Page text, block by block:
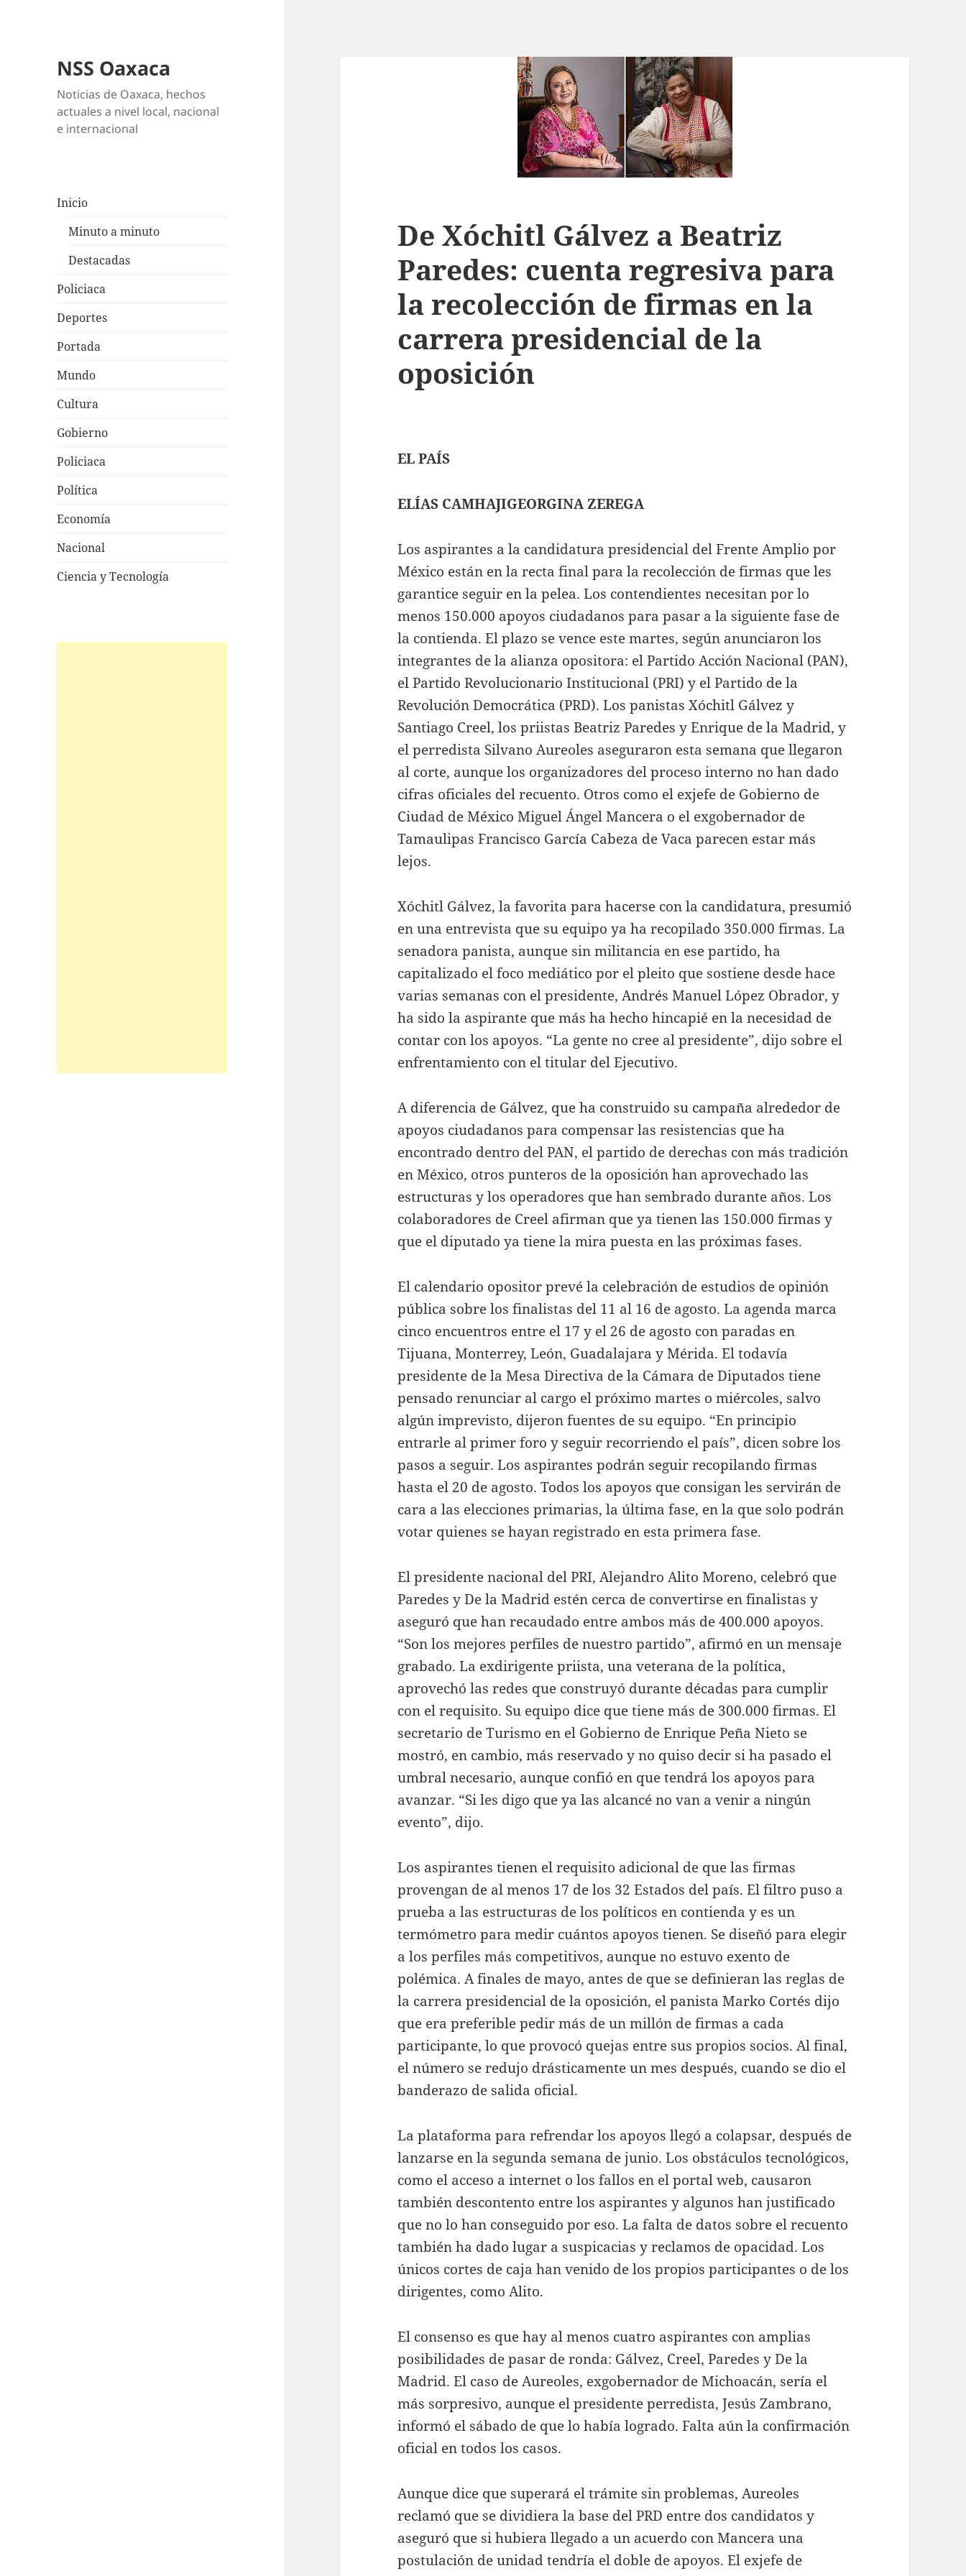
NSS Oaxaca
Noticias de Oaxaca, hechos
actuales a nivel local, nacional
e internacional
Inicio
Minuto a minuto
Destacadas
Policiaca
Deportes
Portada
Mundo
Cultura
Gobierno
Policiaca
Política
Economía
Nacional
Ciencia y Tecnología
De Xóchitl Gálvez a Beatriz
Paredes: cuenta regresiva para
la recolección de firmas en la
carrera presidencial de la
oposición
EL PAÍS
ELÍAS CAMHAJIGEORGINA ZEREGA
Los aspirantes a la candidatura presidencial del Frente Amplio por
México están en la recta final para la recolección de firmas que les
garantice seguir en la pelea. Los contendientes necesitan por lo
menos 150.000 apoyos ciudadanos para pasar a la siguiente fase de
la contienda. El plazo se vence este martes, según anunciaron los
integrantes de la alianza opositora: el Partido Acción Nacional (PAN),
el Partido Revolucionario Institucional (PRI) y el Partido de la
Revolución Democrática (PRD). Los panistas Xóchitl Gálvez y
Santiago Creel, los priistas Beatriz Paredes y Enrique de la Madrid, y
el perredista Silvano Aureoles aseguraron esta semana que llegaron
al corte, aunque los organizadores del proceso interno no han dado
cifras oficiales del recuento. Otros como el exjefe de Gobierno de
Ciudad de México Miguel Ángel Mancera o el exgobernador de
Tamaulipas Francisco García Cabeza de Vaca parecen estar más
lejos.
Xóchitl Gálvez, la favorita para hacerse con la candidatura, presumió
en una entrevista que su equipo ya ha recopilado 350.000 firmas. La
senadora panista, aunque sin militancia en ese partido, ha
capitalizado el foco mediático por el pleito que sostiene desde hace
varias semanas con el presidente, Andrés Manuel López Obrador, y
ha sido la aspirante que más ha hecho hincapié en la necesidad de
contar con los apoyos. “La gente no cree al presidente”, dijo sobre el
enfrentamiento con el titular del Ejecutivo.
A diferencia de Gálvez, que ha construido su campaña alrededor de
apoyos ciudadanos para compensar las resistencias que ha
encontrado dentro del PAN, el partido de derechas con más tradición
en México, otros punteros de la oposición han aprovechado las
estructuras y los operadores que han sembrado durante años. Los
colaboradores de Creel afirman que ya tienen las 150.000 firmas y
que el diputado ya tiene la mira puesta en las próximas fases.
El calendario opositor prevé la celebración de estudios de opinión
pública sobre los finalistas del 11 al 16 de agosto. La agenda marca
cinco encuentros entre el 17 y el 26 de agosto con paradas en
Tijuana, Monterrey, León, Guadalajara y Mérida. El todavía
presidente de la Mesa Directiva de la Cámara de Diputados tiene
pensado renunciar al cargo el próximo martes o miércoles, salvo
algún imprevisto, dijeron fuentes de su equipo. “En principio
entrarle al primer foro y seguir recorriendo el país”, dicen sobre los
pasos a seguir. Los aspirantes podrán seguir recopilando firmas
hasta el 20 de agosto. Todos los apoyos que consigan les servirán de
cara a las elecciones primarias, la última fase, en la que solo podrán
votar quienes se hayan registrado en esta primera fase.
El presidente nacional del PRI, Alejandro Alito Moreno, celebró que
Paredes y De la Madrid estén cerca de convertirse en finalistas y
aseguró que han recaudado entre ambos más de 400.000 apoyos.
“Son los mejores perfiles de nuestro partido”, afirmó en un mensaje
grabado. La exdirigente priista, una veterana de la política,
aprovechó las redes que construyó durante décadas para cumplir
con el requisito. Su equipo dice que tiene más de 300.000 firmas. El
secretario de Turismo en el Gobierno de Enrique Peña Nieto se
mostró, en cambio, más reservado y no quiso decir si ha pasado el
umbral necesario, aunque confió en que tendrá los apoyos para
avanzar. “Si les digo que ya las alcancé no van a venir a ningún
evento”, dijo.
Los aspirantes tienen el requisito adicional de que las firmas
provengan de al menos 17 de los 32 Estados del país. El filtro puso a
prueba a las estructuras de los políticos en contienda y es un
termómetro para medir cuántos apoyos tienen. Se diseñó para elegir
a los perfiles más competitivos, aunque no estuvo exento de
polémica. A finales de mayo, antes de que se definieran las reglas de
la carrera presidencial de la oposición, el panista Marko Cortés dijo
que era preferible pedir más de un millón de firmas a cada
participante, lo que provocó quejas entre sus propios socios. Al final,
el número se redujo drásticamente un mes después, cuando se dio el
banderazo de salida oficial.
La plataforma para refrendar los apoyos llegó a colapsar, después de
lanzarse en la segunda semana de junio. Los obstáculos tecnológicos,
como el acceso a internet o los fallos en el portal web, causaron
también descontento entre los aspirantes y algunos han justificado
que no lo han conseguido por eso. La falta de datos sobre el recuento
también ha dado lugar a suspicacias y reclamos de opacidad. Los
únicos cortes de caja han venido de los propios participantes o de los
dirigentes, como Alito.
El consenso es que hay al menos cuatro aspirantes con amplias
posibilidades de pasar de ronda: Gálvez, Creel, Paredes y De la
Madrid. El caso de Aureoles, exgobernador de Michoacán, sería el
más sorpresivo, aunque el presidente perredista, Jesús Zambrano,
informó el sábado de que lo había logrado. Falta aún la confirmación
oficial en todos los casos.
Aunque dice que superará el trámite sin problemas, Aureoles
reclamó que se dividiera la base del PRD entre dos candidatos y
aseguró que si hubiera llegado a un acuerdo con Mancera una
postulación de unidad tendría el doble de apoyos. El exjefe de